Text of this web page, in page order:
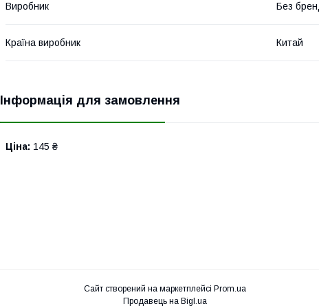
Виробник Без
Країна виробник Китай
Інформація для замовлення
Ціна: 145 ₴
Сайт створений на маркетплейсі Prom.ua
Продавець на Bigl.ua